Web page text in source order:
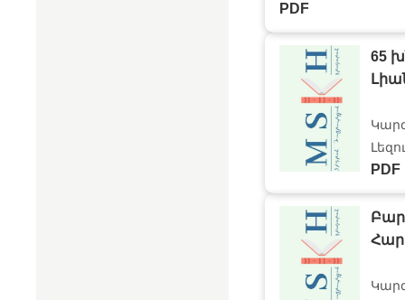
PDF
65
PDF